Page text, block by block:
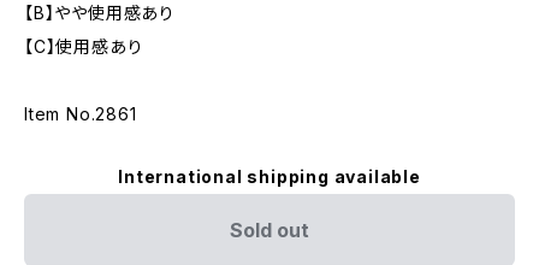
【B】やや使用感あり
【C】使用感あり
Item No.2861
International shipping available
Sold out